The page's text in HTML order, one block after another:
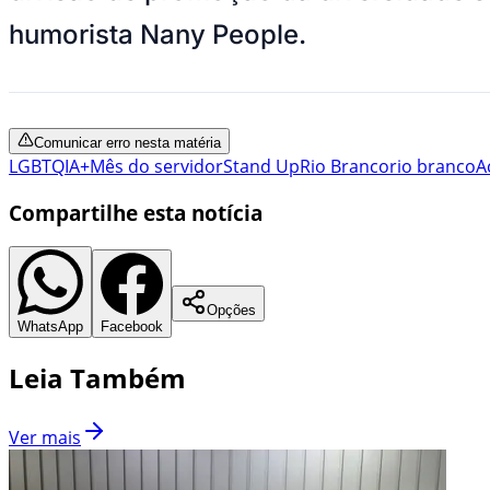
humorista Nany People.
Comunicar erro nesta matéria
LGBTQIA+Mês do servidorStand UpRio Brancorio branco
Compartilhe esta notícia
WhatsApp Facebook
Opções
Leia Também
Ver mais